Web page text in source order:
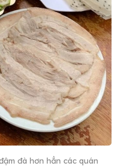
đà hơn hẳn các quán